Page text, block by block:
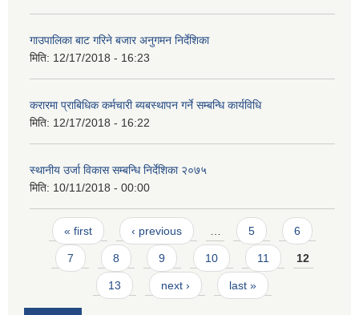
गाउपालिका बाट गरिने बजार अनुगमन निर्देशिका
मिति: 12/17/2018 - 16:23
करारमा प्राबिधिक कर्मचारी ब्यबस्थापन गर्ने सम्बन्धि कार्यविधि
मिति: 12/17/2018 - 16:22
स्थानीय उर्जा विकास सम्बन्धि निर्देशिका २०७५
मिति: 10/11/2018 - 00:00
Pages
« first ‹ previous … 5 6
7 8 9 10 11 12
13 next › last »